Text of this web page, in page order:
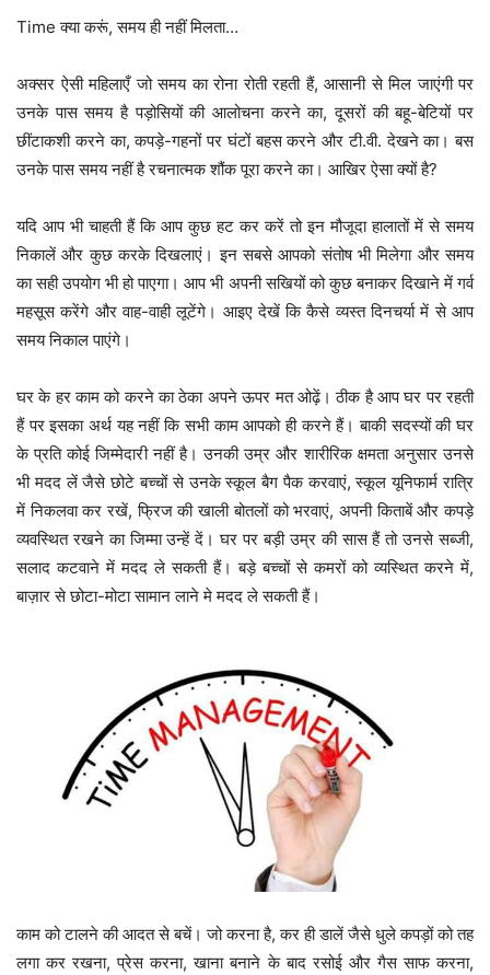
Time क्या करूं, समय ही नहीं मिलता…
अक्सर ऐसी महिलाएँ जो समय का रोना रोती रहती हैं, आसानी से मिल जाएंगी पर
उनके पास समय है पड़ोसियों की आलोचना करने का, दूसरों की बहू-बेटियों पर
छींटाकशी करने का, कपड़े-गहनों पर घंटों बहस करने और टी.वी. देखने का। बस
उनके पास समय नहीं है रचनात्मक शौंक पूरा करने का। आखिर ऐसा क्यों है?
यदि आप भी चाहती हैं कि आप कुछ हट कर करें तो इन मौजूदा हालातों में से समय
निकालें और कुछ करके दिखलाएं। इन सबसे आपको संतोष भी मिलेगा और समय
का सही उपयोग भी हो पाएगा। आप भी अपनी सखियों को कुछ बनाकर दिखाने में गर्व
महसूस करेंगे और वाह-वाही लूटेंगे। आइए देखें कि कैसे व्यस्त दिनचर्या में से आप
समय निकाल पाएंगे।
घर के हर काम को करने का ठेका अपने ऊपर मत ओढ़ें। ठीक है आप घर पर रहती
हैं पर इसका अर्थ यह नहीं कि सभी काम आपको ही करने हैं। बाकी सदस्यों की घर
के प्रति कोई जिम्मेदारी नहीं है। उनकी उम्र और शारीरिक क्षमता अनुसार उनसे
भी मदद लें जैसे छोटे बच्चों से उनके स्कूल बैग पैक करवाएं, स्कूल यूनिफार्म रात्रि
में निकलवा कर रखें, फ्रिज की खाली बोतलों को भरवाएं, अपनी किताबें और कपड़े
व्यवस्थित रखने का जिम्मा उन्हें दें। घर पर बड़ी उम्र की सास हैं तो उनसे सब्जी,
सलाद कटवाने में मदद ले सकती हैं। बड़े बच्चों से कमरों को व्यस्थित करने में,
बाज़ार से छोटा-मोटा सामान लाने मे मदद ले सकती हैं।
काम को टालने की आदत से बचें। जो करना है, कर ही डालें जैसे धुले कपड़ों को तह
लगा कर रखना, प्रेस करना, खाना बनाने के बाद रसोई और गैस साफ करना,